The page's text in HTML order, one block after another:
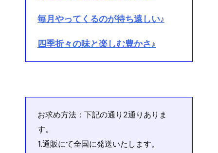
毎月やってくるのが待ち遠しい♪
四季折々の味と楽しむ豊かさ♪
お求め方法：下記の通り2通りありま
す。
1.通販にて全国に発送いたします。